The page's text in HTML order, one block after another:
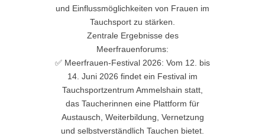
und Einflussmöglichkeiten von Frauen im
Tauchsport zu stärken.
Zentrale Ergebnisse des
Meerfrauenforums:
✅ Meerfrauen-Festival 2026: Vom 12. bis
14. Juni 2026 findet ein Festival im
Tauchsportzentrum Ammelshain statt,
das Taucherinnen eine Plattform für
Austausch, Weiterbildung, Vernetzung
und selbstverständlich Tauchen bietet.